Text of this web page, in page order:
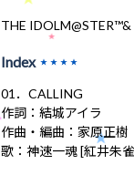
THE
Index ★★★★
01．CALLING
作詞：結城アイラ
作曲・編曲：家原正樹
歌：神速一魂 [紅井朱